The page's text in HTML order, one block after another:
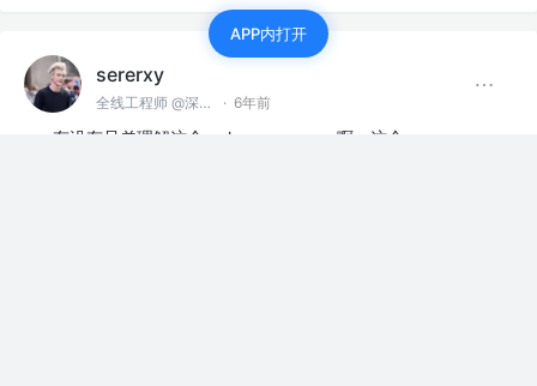
sererxy
全线工程师 @深圳某公司 · 6年前
有没有兄弟理解这个 unknown source啊。这个
APP内打开